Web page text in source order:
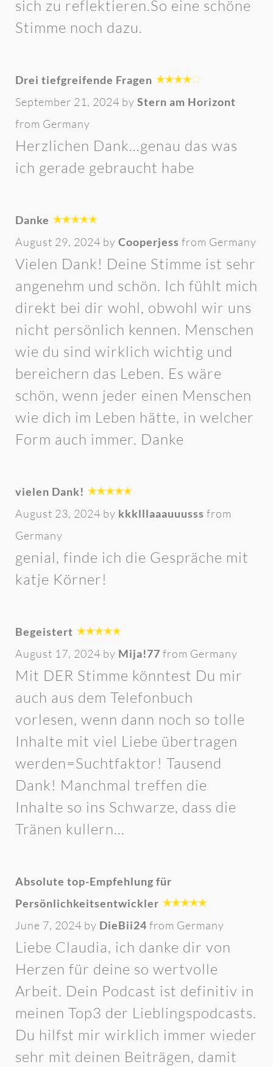
sich zu reflektieren.So eine schöne
Stimme noch dazu.
Drei tiefgreifende Fragen
September 21, 2024 by Stern am Horizont
from Germany
Herzlichen Dank…genau das was
ich gerade gebraucht habe
Danke
August 29, 2024 by Cooperjess from Germany
Vielen Dank! Deine Stimme ist sehr
angenehm und schön. Ich fühlt mich
direkt bei dir wohl, obwohl wir uns
nicht persönlich kennen. Menschen
wie du sind wirklich wichtig und
bereichern das Leben. Es wäre
schön, wenn jeder einen Menschen
wie dich im Leben hätte, in welcher
Form auch immer. Danke
vielen Dank!
August 23, 2024 by kkklllaaauuusss from
Germany
genial, finde ich die Gespräche mit
katje Körner!
Begeistert
August 17, 2024 by Mija!77 from Germany
Mit DER Stimme könntest Du mir
auch aus dem Telefonbuch
vorlesen, wenn dann noch so tolle
Inhalte mit viel Liebe übertragen
werden=Suchtfaktor! Tausend
Dank! Manchmal treffen die
Inhalte so ins Schwarze, dass die
Tränen kullern…
Absolute top-Empfehlung für
Persönlichkeitsentwickler
June 7, 2024 by DieBii24 from Germany
Liebe Claudia, ich danke dir von
Herzen für deine so wertvolle
Arbeit. Dein Podcast ist definitiv in
meinen Top3 der Lieblingspodcasts.
Du hilfst mir wirklich immer wieder
sehr mit deinen Beiträgen, damit